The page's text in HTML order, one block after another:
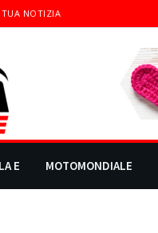
NOTIZIA
E MOTOMONDIALE